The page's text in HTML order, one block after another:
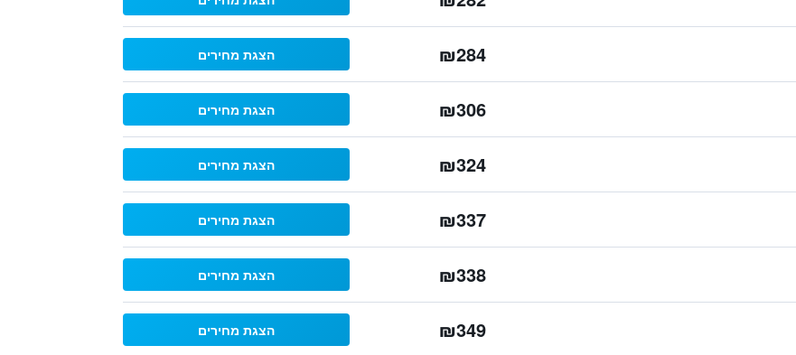
₪284 הצגת מחירים
₪306 הצגת מחירים
₪324 הצגת מחירים
₪337 הצגת מחירים
₪338 הצגת מחירים
₪349 הצגת מחירים